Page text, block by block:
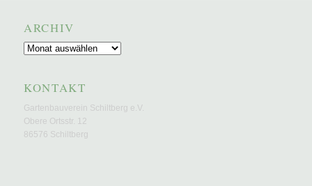
ARCHIV
Archiv
KONTAKT
Gartenbauverein Schiltberg e.V.
Obere Ortsstr. 12
86576 Schiltberg